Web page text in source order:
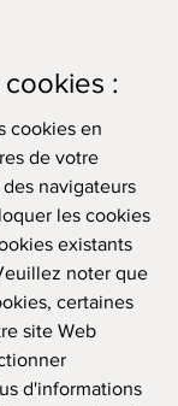
:
cookies en
de votre
navigateurs
les cookies
existants
noter que
certaines
site Web
d'informations